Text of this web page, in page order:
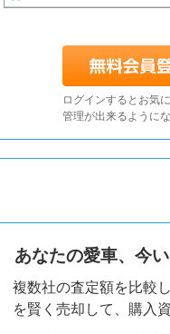
ログインするとお気
管理が出来るように
あなたの愛車、今
複数社の査定額を比較
を賢く売却して、購入